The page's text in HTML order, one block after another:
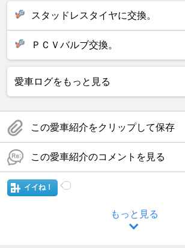
スタッドレスタイヤに交換。
ＰＣＶバルブ交換。
愛車ログをもっと見る
この愛車紹介をクリップして保存
この愛車紹介のコメントを見る
イイね！
もっと見る